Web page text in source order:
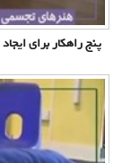
پنج راهکار برای